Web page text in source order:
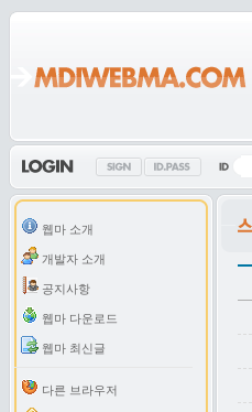
웹마 소개
개발자 소개
공지사항
웹마 다운로드
웹마 최신글
다른 브라우저